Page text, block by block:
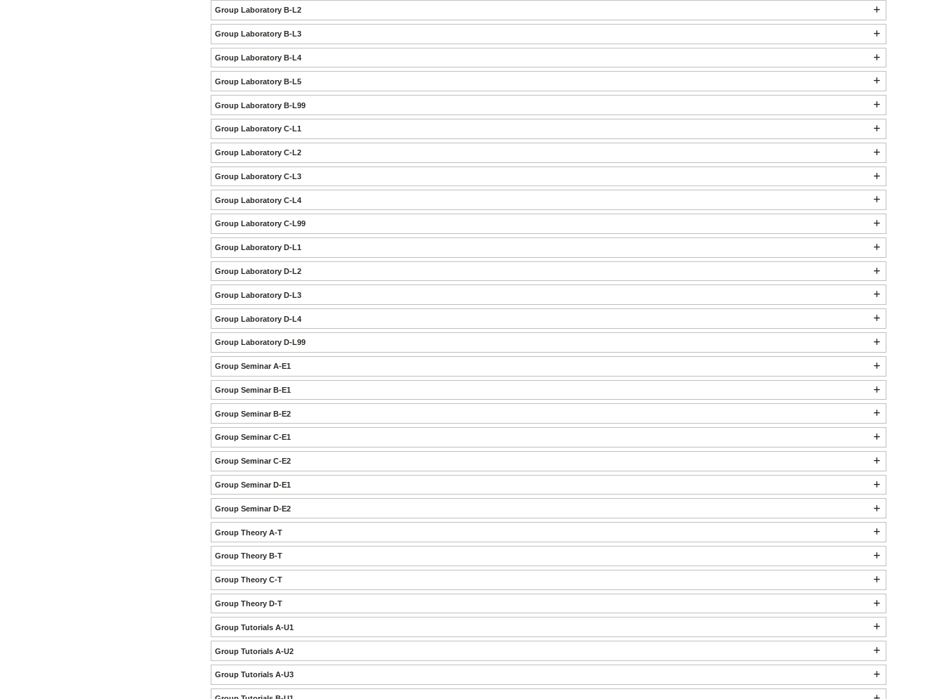
Group Laboratory B-L2
Group Laboratory B-L3
Group Laboratory B-L4
Group Laboratory B-L5
Group Laboratory B-L99
Group Laboratory C-L1
Group Laboratory C-L2
Group Laboratory C-L3
Group Laboratory C-L4
Group Laboratory C-L99
Group Laboratory D-L1
Group Laboratory D-L2
Group Laboratory D-L3
Group Laboratory D-L4
Group Laboratory D-L99
Group Seminar A-E1
Group Seminar B-E1
Group Seminar B-E2
Group Seminar C-E1
Group Seminar C-E2
Group Seminar D-E1
Group Seminar D-E2
Group Theory A-T
Group Theory B-T
Group Theory C-T
Group Theory D-T
Group Tutorials A-U1
Group Tutorials A-U2
Group Tutorials A-U3